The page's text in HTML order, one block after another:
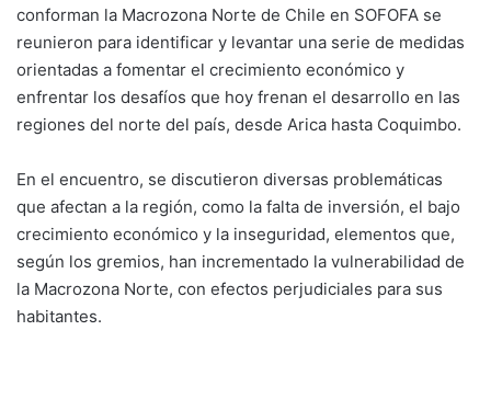
conforman la Macrozona Norte de Chile en SOFOFA se
reunieron para identificar y levantar una serie de medidas
orientadas a fomentar el crecimiento económico y
enfrentar los desafíos que hoy frenan el desarrollo en las
regiones del norte del país, desde Arica hasta Coquimbo.
En el encuentro, se discutieron diversas problemáticas
que afectan a la región, como la falta de inversión, el bajo
crecimiento económico y la inseguridad, elementos que,
según los gremios, han incrementado la vulnerabilidad de
la Macrozona Norte, con efectos perjudiciales para sus
habitantes.